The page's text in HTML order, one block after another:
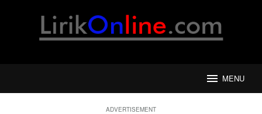
MENU
ADVERTISEMENT